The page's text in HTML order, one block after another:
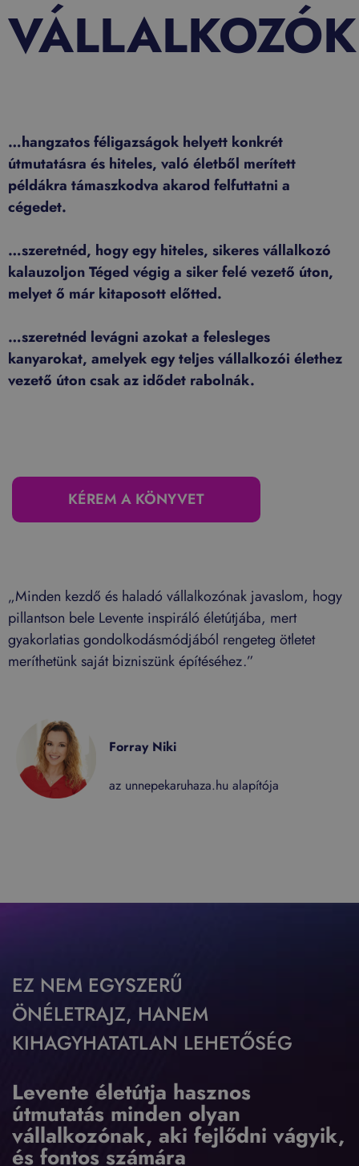
VÁLLALKOZÓK
…hangzatos féligazságok helyett konkrét
útmutatásra és hiteles, való életből merített
példákra támaszkodva akarod felfuttatni a
cégedet.
…szeretnéd, hogy egy hiteles, sikeres vállalkozó
kalauzoljon Téged végig a siker felé vezető úton,
melyet ő már kitaposott előtted.
…szeretnéd levágni azokat a felesleges
kanyarokat, amelyek egy teljes vállalkozói élethez
vezető úton csak az idődet rabolnák.
KÉREM A KÖNYVET
„Minden kezdő és haladó vállalkozónak javaslom, hogy
pillantson bele Levente inspiráló életútjába, mert
gyakorlatias gondolkodásmódjából rengeteg ötletet
meríthetünk saját bizniszünk építéséhez.”
Forray Niki
az unnepekaruhaza.hu alapítója
EZ NEM EGYSZERŰ
ÖNÉLETRAJZ, HANEM
KIHAGYHATATLAN LEHETŐSÉG
Levente életútja hasznos
útmutatás minden olyan
vállalkozónak, aki fejlődni vágyik,
és fontos számára